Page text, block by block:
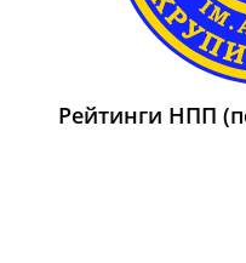
Рейтинги НПП